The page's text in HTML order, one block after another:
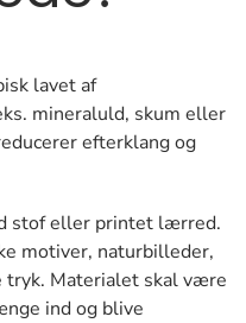
lavet af
mineraluld, skum eller
efterklang og
stof eller printet lærred.
motiver, naturbilleder,
Materialet skal være
ind og blive